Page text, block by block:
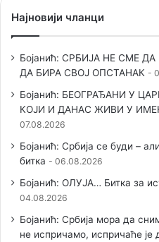
Најновији чланци
Бојанић: СРБИЈА НЕ СМЕ
ДА БИРА СВОЈ ОПСТАНАК
Бојанић: БЕОГРАЂАНИ У
КОЈИ И ДАНАС ЖИВИ У
07.08.2026
Бојанић: Србија се буди –
битка
06.08.2026
Бојанић: ОЛУЈА… Битка за
04.08.2026
Бојанић: Србија мора да
не испричамо, испричаће је